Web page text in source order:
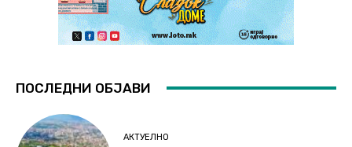
ПОСЛЕДНИ ОБЈАВИ
АКТУЕЛНО